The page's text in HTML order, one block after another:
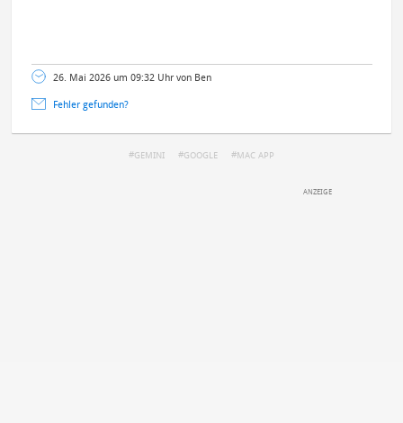
26. Mai 2026 um 09:32 Uhr von Ben
Fehler gefunden?
GEMINI GOOGLE MAC APP